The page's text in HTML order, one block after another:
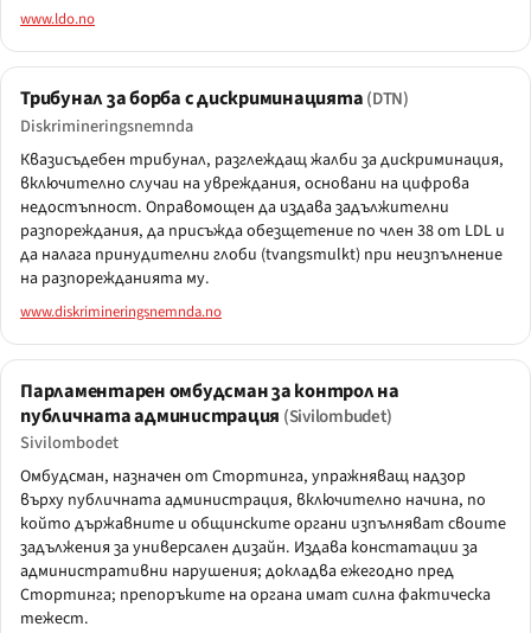
www.ldo.no
Трибунал за борба с дискриминацията(DTN)
Diskrimineringsnemnda
Квазисъдебен трибунал, разглеждащ жалби за дискриминация,
включително случаи на увреждания, основани на цифрова
недостъпност. Оправомощен да издава задължителни
разпореждания, да присъжда обезщетение по член 38 от LDL и
да налага принудителни глоби (tvangsmulkt) при неизпълнение
на разпорежданията му.
www.diskrimineringsnemnda.no
Парламентарен омбудсман за контрол на
публичната администрация (Sivilombudet)
Sivilombodet
Омбудсман, назначен от Стортинга, упражняващ надзор
върху публичната администрация, включително начина, по
който държавните и общинските органи изпълняват своите
задължения за универсален дизайн. Издава констатации за
административни нарушения; докладва ежегодно пред
Стортинга; препоръките на органа имат силна фактическа
тежест.